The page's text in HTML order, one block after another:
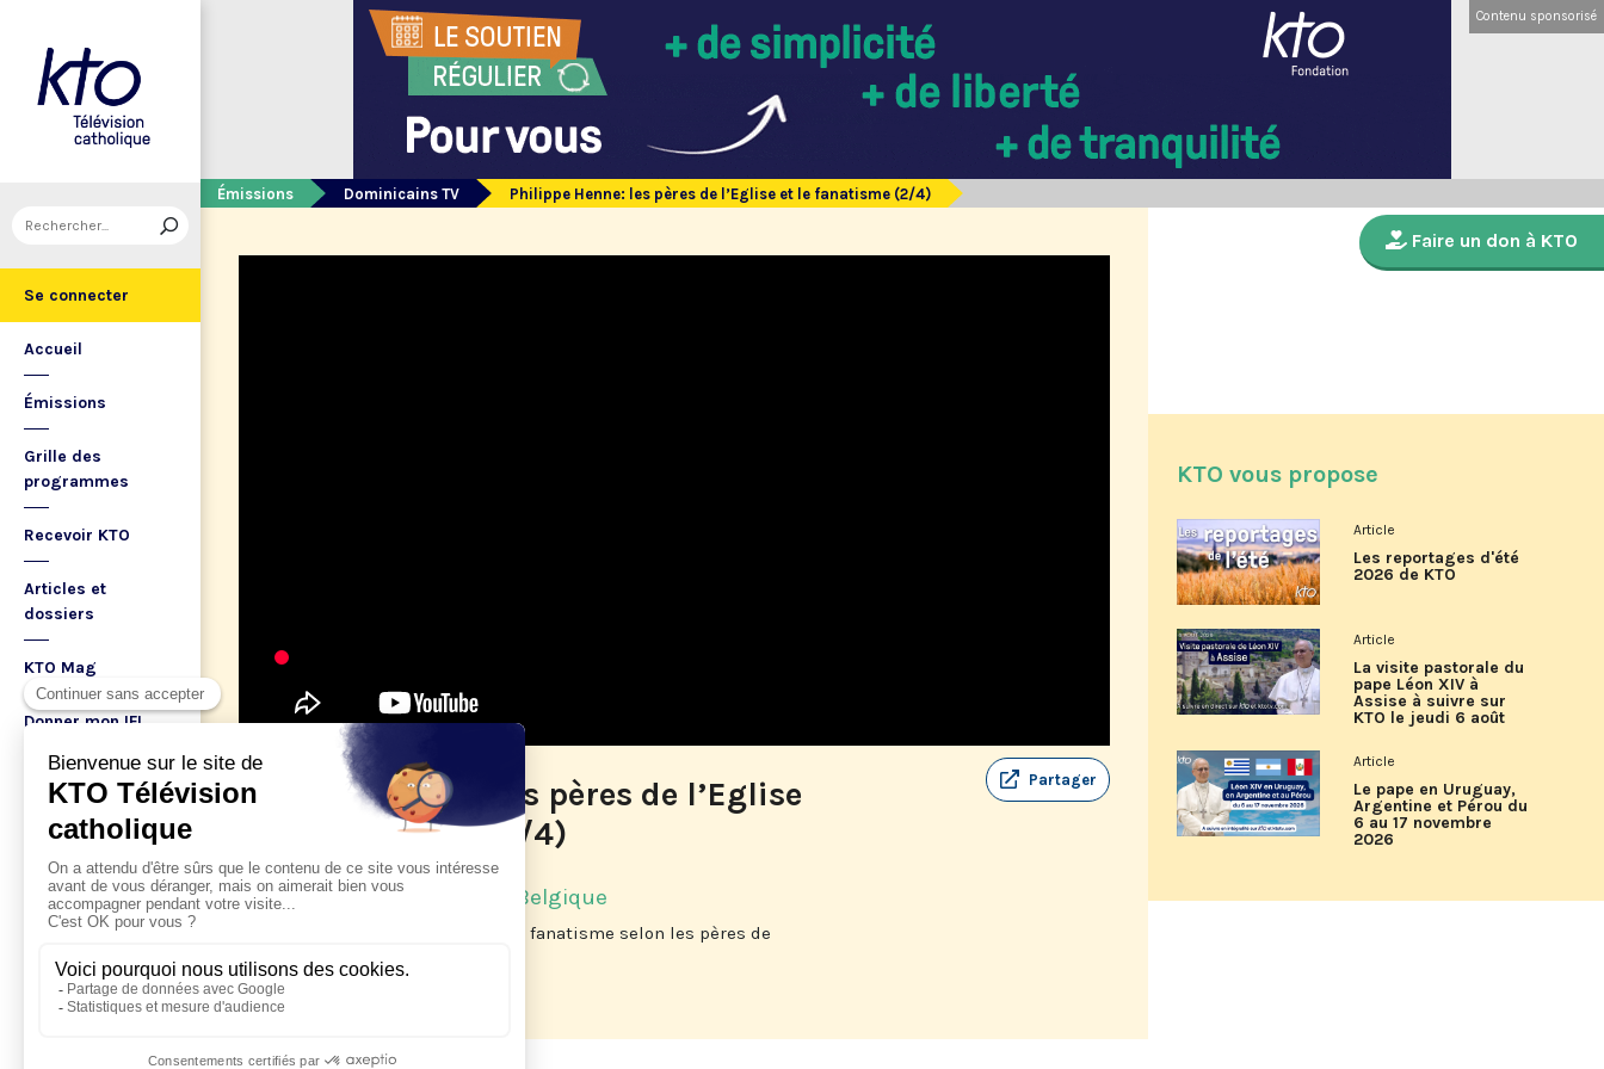
Se connecter
Accueil
Émissions
Grille des
programmes
Recevoir KTO
Articles et
dossiers
KTO Mag
Donner mon IFI
Aider KTO
Boutique DVD
A propos
Contenu sponsorisé
Émissions Dominicains TV Philippe Henne: les pères de l’Eglise et le fanatisme (2/4)
Philippe Henne: les pères de l’Eglise
et le fanatisme (2/4)
14/06/2021
Édité par : Dominicains de Belgique
Partager
Cette vidéo traite de l'amour et du fanatisme selon les pères de
l'église.
Faire un don à KTO
KTO vous propose
Article
Les reportages d'été
2026 de KTO
Article
La visite pastorale du
pape Léon XIV à
Assise à suivre sur
KTO le jeudi 6 août
Article
Le pape en Uruguay,
Argentine et Pérou du
6 au 17 novembre
2026